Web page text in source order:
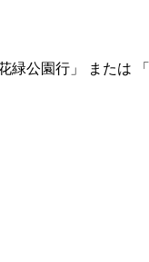
公園行」 または